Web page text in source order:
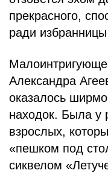
прекрасного,
ради
Александра
оказалось
находок. Была у
взрослых,
«пешком под
сиквелом